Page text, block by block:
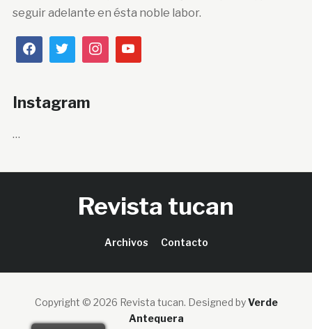
seguir adelante en ésta noble labor.
Instagram
…
Revista tucan
Archivos Contacto
Copyright © 2026 Revista tucan. Designed byVerde
Antequera